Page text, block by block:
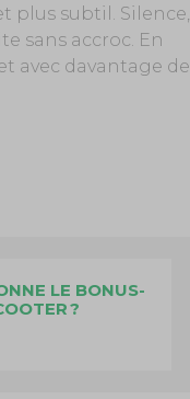
plus subtil. Silence,
sans accroc. En
avec davantage de
LE BONUS-
?